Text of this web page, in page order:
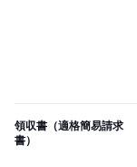
領収書（適格簡易請求
書）